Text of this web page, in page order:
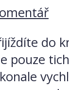
do
pouze